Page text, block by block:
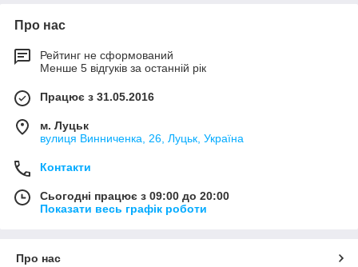
Про нас
Рейтинг не сформований
Менше 5 відгуків за останній рік
Працює з 31.05.2016
м. Луцьк
вулиця Винниченка, 26, Луцьк, Україна
Контакти
Сьогодні працює з 09:00 до 20:00
Показати весь графік роботи
Про нас